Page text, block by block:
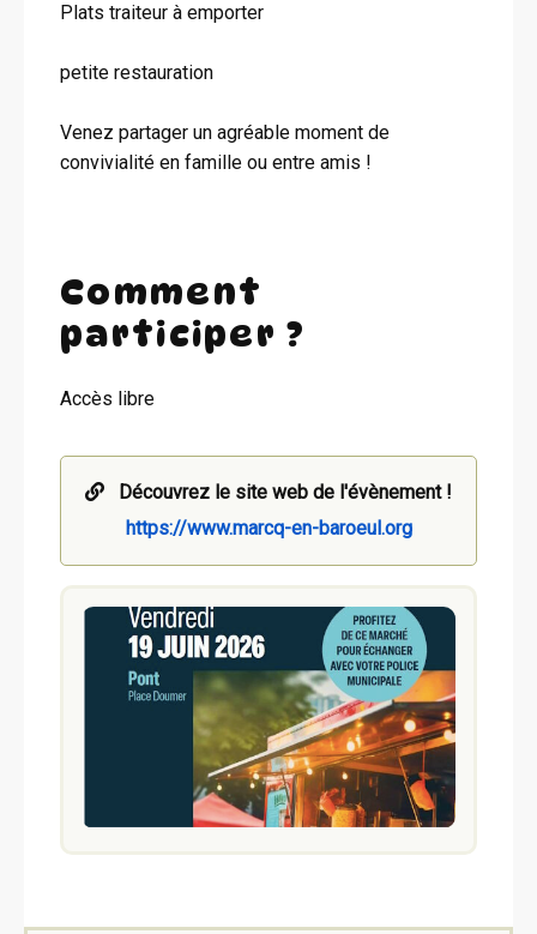
Plats traiteur à emporter
petite restauration
Venez partager un agréable moment de
convivialité en famille ou entre amis !
Comment
participer ?
Accès libre
Découvrez le site web de l'évènement !
https://www.marcq-en-baroeul.org